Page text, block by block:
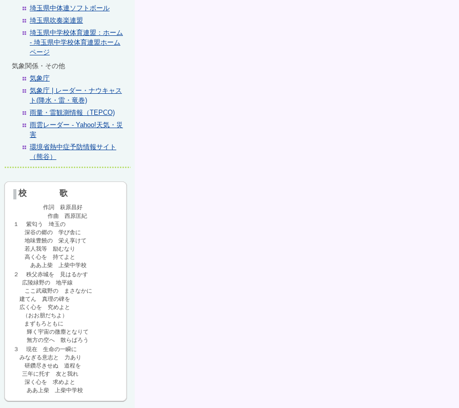
埼玉県中体連ソフトボール
埼玉県吹奏楽連盟
埼玉県中学校体育連盟：ホーム
- 埼玉県中学校体育連盟ホーム
ページ
気象関係・その他
気象庁
気象庁 | レーダー・ナウキャス
ト(降水・雷・竜巻)
雨量・雷観測情報（TEPCO)
雨雲レーダー - Yahoo!天気・災
害
環境省熱中症予防情報サイト
（熊谷）
校 歌
作詞 萩原昌好
作曲 西原匡紀
１ 紫匂う 埼玉の
深谷の郷の 学び舎に
地味豊饒の 栄え享けて
若人我等 励むなり
高く心を 持てよと
ああ上柴 上柴中学校
２ 秩父赤城を 見はるかす
広陵緑野の 地平線
ここ武蔵野の まさなかに
建てん 真理の碑を
広く心を 究めよと
（おお朋だちよ）
まずもろともに
輝く宇宙の微塵となりて
無方の空へ 散らばろう
３ 現在 生命の一瞬に
みなぎる意志と 力あり
研鑽尽きせぬ 道程を
三年に托す 友と我れ
深く心を 求めよと
ああ上柴 上柴中学校